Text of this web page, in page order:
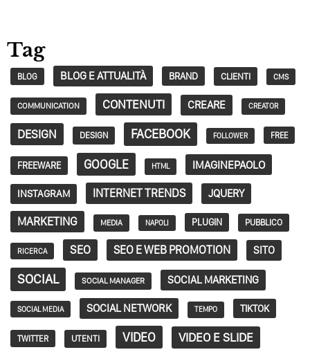
Tag
BLOG BLOG E ATTUALITÀ BRAND CLIENTI CMS
COMMUNICATION CONTENUTI CREARE CREATOR
DESIGN DESIGN FACEBOOK FOLLOWER FREE
FREEWARE GOOGLE HTML IMAGINEPAOLO
INSTAGRAM INTERNET TRENDS JQUERY
MARKETING MEDIA NAPOLI PLUGIN PUBBLICO
RICERCA SEO SEO E WEB PROMOTION SITO
SOCIAL SOCIAL MANAGER SOCIAL MARKETING
SOCIAL MEDIA SOCIAL NETWORK TEMPO TIKTOK
TWITTER UTENTI VIDEO VIDEO E SLIDE